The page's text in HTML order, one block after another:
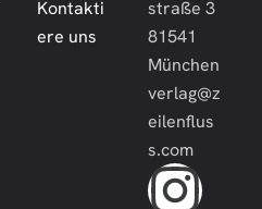
Kontakti
ere uns
straße 3
81541
München
verlag@z
eilenflus
s.com